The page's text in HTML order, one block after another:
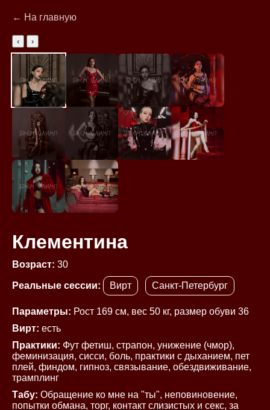
← На главную
‹ ›
Клементина
Возраст: 30
Реальные сессии: Вирт Санкт-Петербург
Параметры: Рост 169 см, вес 50 кг, размер обуви 36
Вирт: есть
Практики: Фут фетиш, страпон, унижение (чмор),
феминизация, сисси, боль, практики с дыханием, пет
плей, финдом, гипноз, связывание, обездвиживание,
трамплинг
Табу: Обращение ко мне на "ты", неповиновение,
попытки обмана, торг, контакт слизистых и секс, за